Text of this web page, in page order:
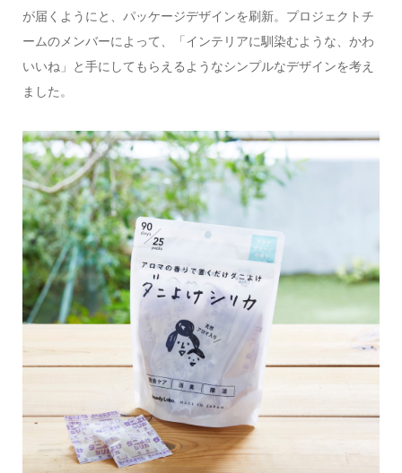
が届くようにと、パッケージデザインを刷新。プロジェクトチ
ームのメンバーによって、「インテリアに馴染むような、かわ
いいね」と手にしてもらえるようなシンプルなデザインを考え
ました。